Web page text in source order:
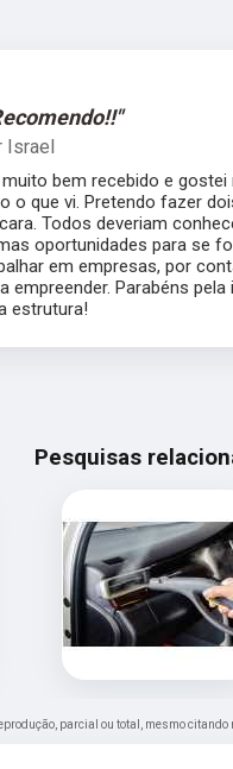
Israel
muito bem recebido e gostei
o que vi. Pretendo fazer
Todos deveriam
oportunidades para se
em empresas, por
empreender. Parabéns pela
estrutura!
Pesquisas
parcial ou total, mesmo